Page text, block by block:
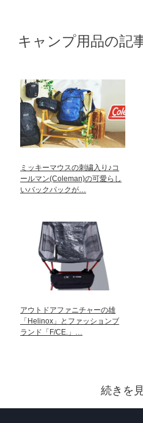
キャンプ用品の記
ミッキーマウスの刺繍入り♪コ
ールマン(Coleman)の可愛らし
いバックパックが…
アウトドアファニチャーの雄
「Helinox」とファッションブ
ランド「F/CE.」…
続きを